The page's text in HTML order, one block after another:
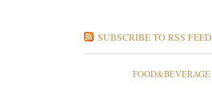
SUBSCRIBE TO RSS FEED
FOOD&BEVERAGE